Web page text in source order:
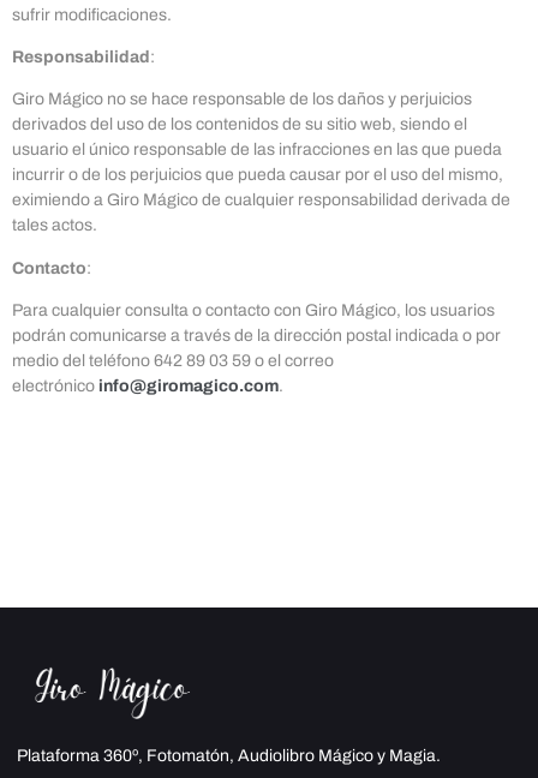
sufrir modificaciones.
Responsabilidad :
Giro Mágico no se hace responsable de los daños y perjuicios
derivados del uso de los contenidos de su sitio web, siendo el
usuario el único responsable de las infracciones en las que pueda
incurrir o de los perjuicios que pueda causar por el uso del mismo,
eximiendo a Giro Mágico de cualquier responsabilidad derivada de
tales actos.
Contacto:
Para cualquier consulta o contacto con Giro Mágico, los usuarios
podrán comunicarse a través de la dirección postal indicada o por
medio del teléfono 642 89 03 59 o el correo
electrónico info@giromagico.com.
Plataforma 360º, Fotomatón, Audiolibro Mágico y Magia.